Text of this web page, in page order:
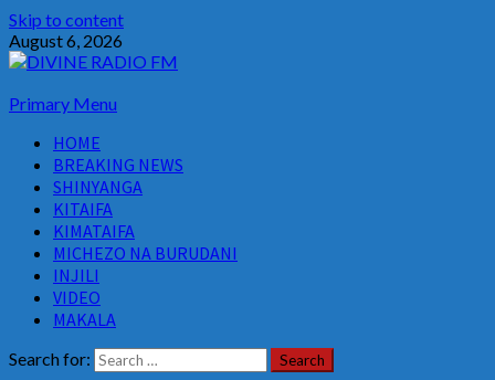
Skip to content
August 6, 2026
Primary Menu
HOME
BREAKING NEWS
SHINYANGA
KITAIFA
KIMATAIFA
MICHEZO NA BURUDANI
INJILI
VIDEO
MAKALA
Search for: